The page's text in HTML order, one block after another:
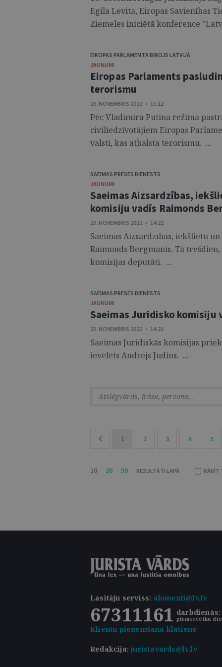
Egila Levita, Eiropas Savienības
Ziemeles iniciētā konference
EIROPAS PARLAMENTA BIROJS LATVIJĀ
JAUNUMI
Eiropas Parlaments
terorismu
23. NOVEMBRIS 2022 • 15:12
Pēc Vladimira Putina režīma
civiliedzīvotājiem Eiropas
valsti, kas atbalsta terorismu. ...
SAEIMAS PRESES DIENESTS
JAUNUMI
Saeimas Aizsardzības,
komisiju vadīs Raimonds
23. NOVEMBRIS 2022 • 14:22
Saeimas Aizsardzības, iekšlietu
Raimonds Bergmanis. Tā
komisijas deputāti. ...
SAEIMAS PRESES DIENESTS
JAUNUMI
Saeimas Juridisko komisiju
23. NOVEMBRIS 2022 • 14:21
Saeimas Juridiskās komisijas
ievēlēts Andrejs Judins. ...
1 2 3 4 5
10 20 50 REZULTĀTI LAPĀ RĀDĪT
Lasītāju serviss: abonenti@lv.lv
67311161 darbdienās:
pirmssvētku
Klientu pieņemšana klātienē
Redakcija:juristavards@lv.lv